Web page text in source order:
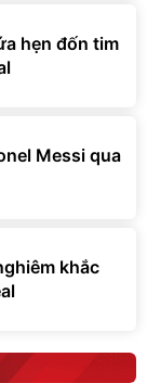
hẹn đốn tim
Messi qua
khắc